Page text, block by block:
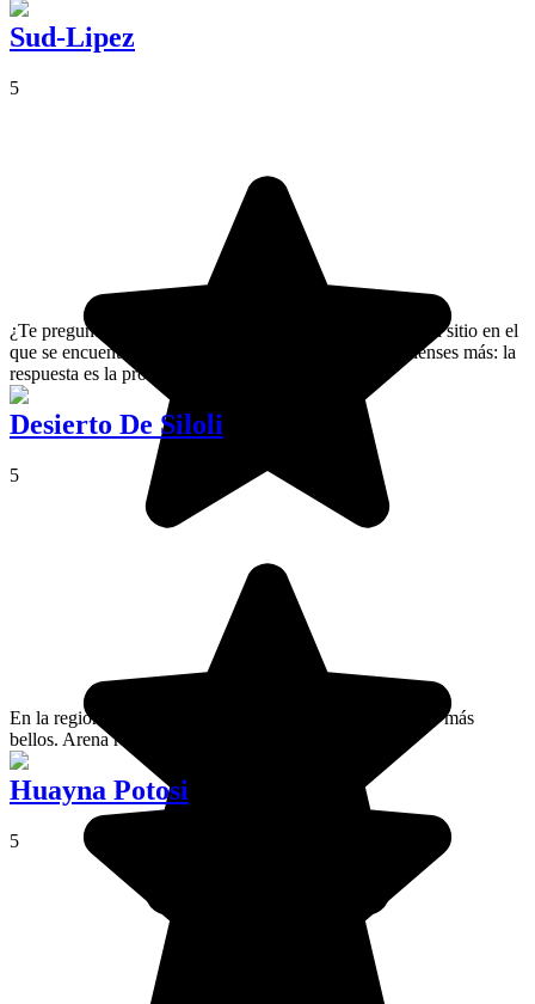
Sud-Lipez
5
¿Te preguntas cuál es la región más bonita de Bolivia y el sitio en el
que se encuentran los paisajes más asombrosos? No pienses más: la
respuesta es la provincia de Sud Lípez.
Desierto De Siloli
5
En la región de Sud Lipéz, el desierto Siloli es uno de los más
bellos. Arena roja de rocas increíbles. Es magnífico.
Huayna Potosi
5